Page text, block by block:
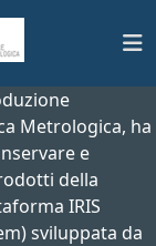
Metrologica, ha
e
della
IRIS
sviluppata da